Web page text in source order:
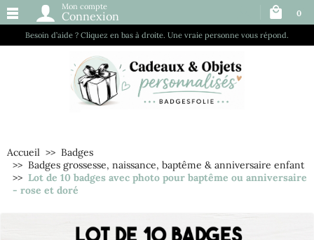
Besoin d’aide ? Cliquez en bas à droite. Une vraie personne vous répond.
Mon compte
Connexion 0
Accueil
Badges
Badges grossesse, naissance, baptême & anniversaire enfant
Lot de 10 badges avec photo pour baptême ou anniversaire
- rose et doré